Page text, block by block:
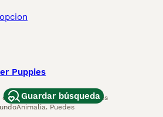
Guardar búsqueda
Puppies
sitio web y otros servicios
Puedes